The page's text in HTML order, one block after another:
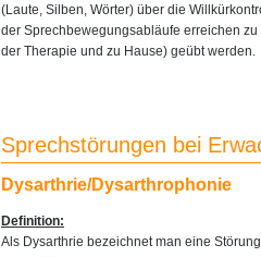
(Laute, Silben, Wörter) über die
der Sprechbewegungsabläufe erreichen
der Therapie und zu Hause) geübt werden.
Sprechstörungen bei
Dysarthrie/Dysarthrophonie
Definition:
Als Dysarthrie bezeichnet man eine